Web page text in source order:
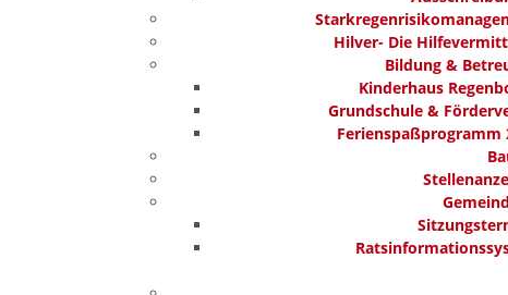
Hilver- Die
Bildung &
Kinderhaus
Grundschule &
Ferienspaßprogramm